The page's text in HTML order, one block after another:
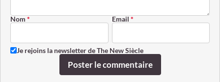
Nom * Email *
Je rejoins la newsletter de The New Siècle
Poster le commentaire